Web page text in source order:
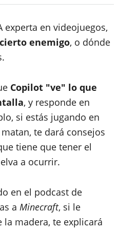
experta en videojuegos,
enemigo, o dónde
Copilot "ve" lo que
, y responde en
si estás jugando en
te dará consejos
tiene que tener el
a ocurrir.
en el podcast de
a Minecraft, si le
madera, te explicará